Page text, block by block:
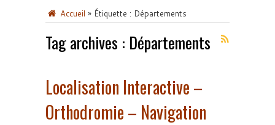
Accueil » Étiquette : Départements
Tag archives : Départements
Localisation Interactive –
Orthodromie – Navigation